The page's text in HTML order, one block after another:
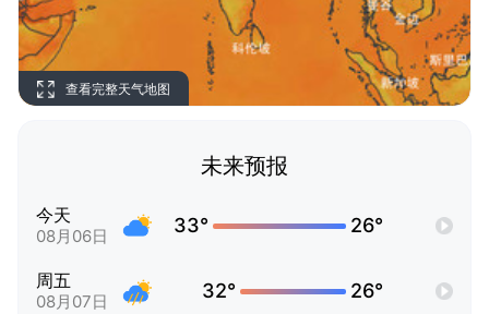
查看完整天气地图
未来预报
今天
08月06日 33° 26°
周五
08月07日 32° 26°